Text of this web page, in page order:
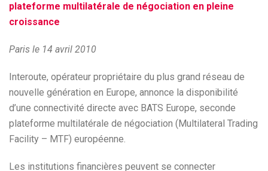
plateforme multilatérale de négociation en pleine
croissance
Paris le 14 avril 2010
Interoute, opérateur propriétaire du plus grand réseau de
nouvelle génération en Europe, annonce la disponibilité
d’une connectivité directe avec BATS Europe, seconde
plateforme multilatérale de négociation (Multilateral Trading
Facility – MTF) européenne.
Les institutions financières peuvent se connecter